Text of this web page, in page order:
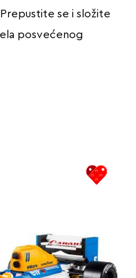
se i složite
posvećenog